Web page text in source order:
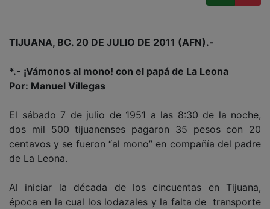
TIJUANA, BC. 20 DE JULIO DE 2011 (AFN).-
*.- ¡Vámonos al mono! con el papá de La Leona
Por: Manuel Villegas
El sábado 7 de julio de 1951 a las 8:30 de la noche,
dos mil 500 tijuanenses pagaron 35 pesos con 20
centavos y se fueron “al mono” en compañía del padre
de La Leona.
Al iniciar la década de los cincuentas en Tijuana,
época en la cual los lodazales y la falta de transporte